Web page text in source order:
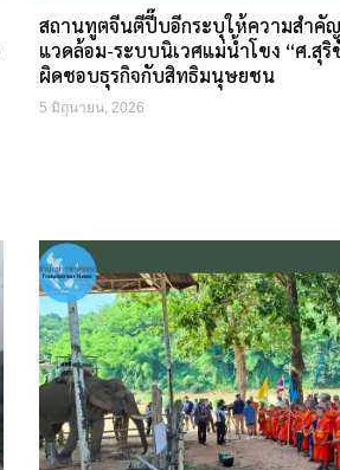
สถานทูตจีนตีปี๊บอีกระบุให้ความสำคั
แวดล้อม-ระบบนิเวศแม่น้ำโขง “ศ.สุริ
ผิดชอบธุรกิจกับสิทธิมนุษยชน
5 มิถุนายน, 2026